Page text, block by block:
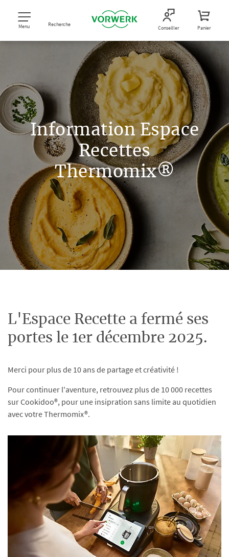
Menu Recherche Conseiller Panier
Information Espace
Recettes
Thermomix®
L'Espace Recette a fermé ses
portes le 1er décembre 2025.
Merci pour plus de 10 ans de partage et créativité !
Pour continuer l'aventure, retrouvez plus de 10 000 recettes
sur Cookidoo®, pour une insipration sans limite au quotidien
avec votre Thermomix®.